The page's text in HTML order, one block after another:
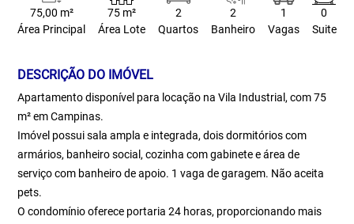
75,00 m²
Área Principal
75 m²
Área Lote
2
Quartos
2
Banheiro
1
Vagas
0
Suite
DESCRIÇÃO DO IMÓVEL
Apartamento disponível para locação na Vila Industrial, com 75
m² em Campinas.
Imóvel possui sala ampla e integrada, dois dormitórios com
armários, banheiro social, cozinha com gabinete e área de
serviço com banheiro de apoio. 1 vaga de garagem. Não aceita
pets.
O condomínio oferece portaria 24 horas, proporcionando mais